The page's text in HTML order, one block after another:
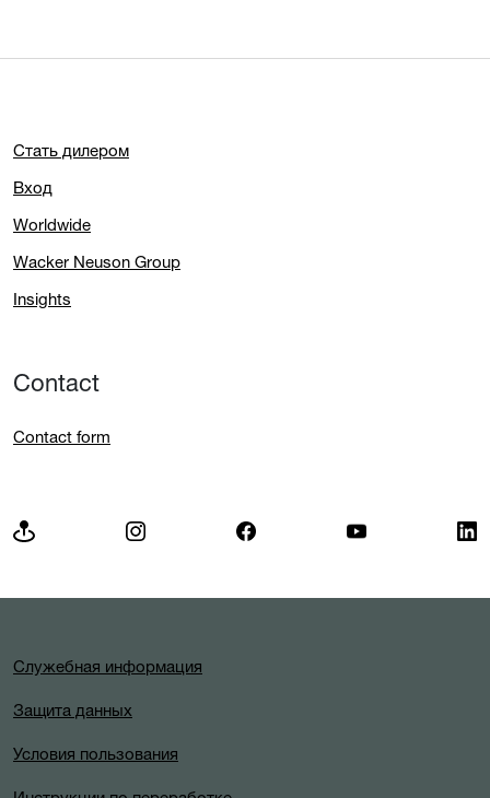
Стать дилером
Вход
Worldwide
Wacker Neuson Group
Insights
Contact
Contact form
Служебная информация
Защита данных
Условия пользования